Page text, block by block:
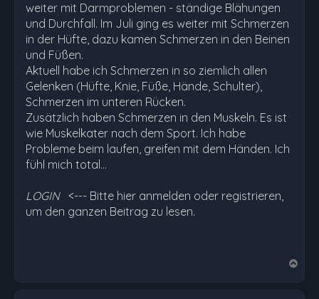
weiter mit Darmproblemen - ständige Blähungen
und Durchfall. Im Juli ging es weiter mit Schmerzen
in der Hüfte, dazu kamen Schmerzen in den Beinen
und Füßen.
Aktuell habe ich Schmerzen in so ziemlich allen
Gelenken (Hüfte, Knie, Füße, Hände, Schulter),
Schmerzen im unteren Rücken.
Zusätzlich haben Schmerzen in den Muskeln. Es ist
wie Muskelkater nach dem Sport. Ich habe
Probleme beim laufen, greifen mit dem Händen. Ich
fühl mich total…
LOGIN <--- Bitte hier anmelden oder registrieren,
um den ganzen Beitrag zu lesen.